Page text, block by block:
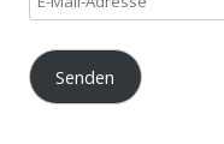
Mail-
Adresse
Senden